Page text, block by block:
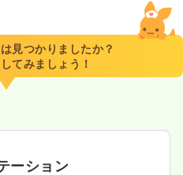
見つかりましたか？
てみましょう！
ーション